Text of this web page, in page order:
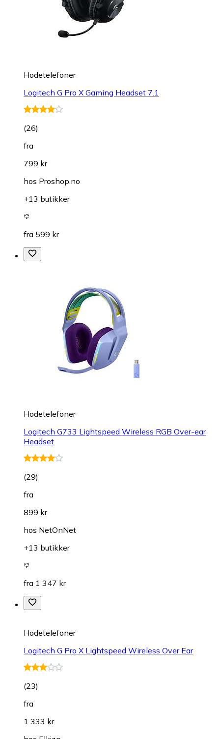
Hodetelefoner
Logitech G Pro X Gaming Headset 7.1
(26)
fra
799 kr
hos Proshop.no
+13 butikker
fra 599 kr
Hodetelefoner
Logitech G733 Lightspeed Wireless RGB Over-ear
Headset
(29)
fra
899 kr
hos NetOnNet
+13 butikker
fra 1 347 kr
Hodetelefoner
Logitech G Pro X Lightspeed Wireless Over Ear
(23)
fra
1 333 kr